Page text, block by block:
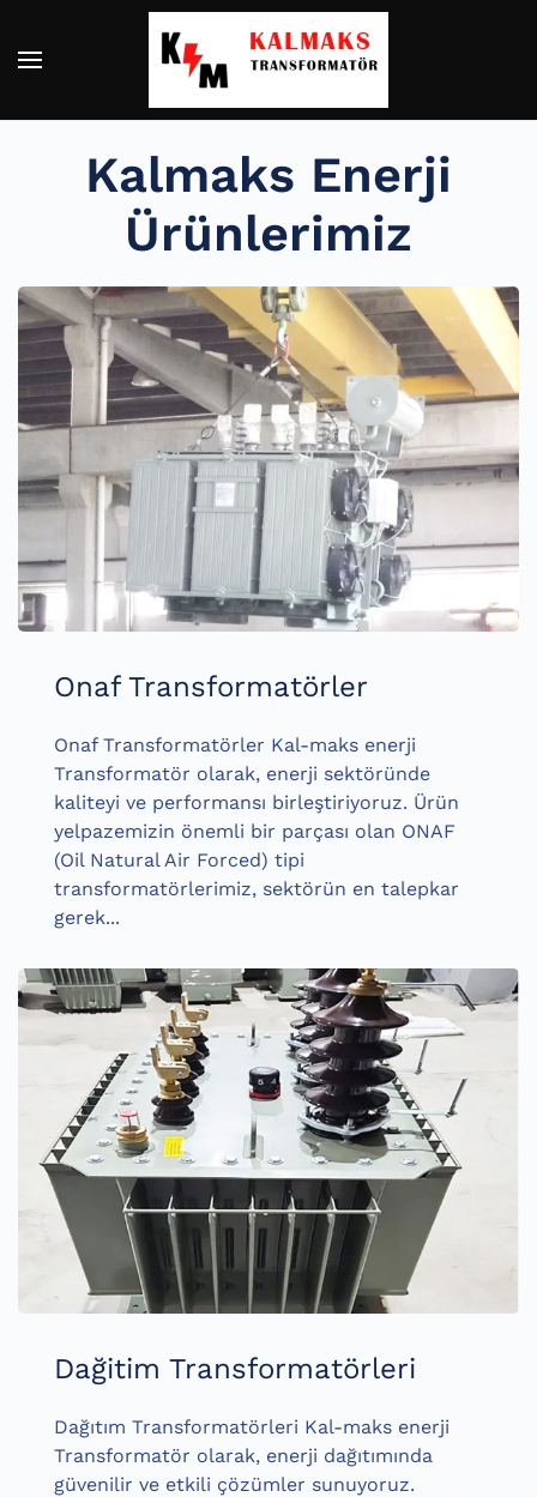
Skip to main content
Kalmaks Enerji
Ürünlerimiz
Onaf Transformatörler
Onaf Transformatörler Kal-maks enerji
Transformatör olarak, enerji sektöründe
kaliteyi ve performansı birleştiriyoruz. Ürün
yelpazemizin önemli bir parçası olan ONAF
(Oil Natural Air Forced) tipi
transformatörlerimiz, sektörün en talepkar
gerek...
Dağitim Transformatörleri
Dağıtım Transformatörleri Kal-maks enerji
Transformatör olarak, enerji dağıtımında
güvenilir ve etkili çözümler sunuyoruz.